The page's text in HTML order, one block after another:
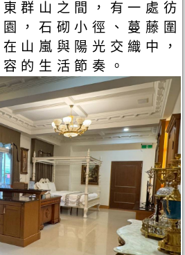
群山之間，有一處彷
，石砌小徑、蔓藤圍
山嵐與陽光交織中，
的生活節奏。